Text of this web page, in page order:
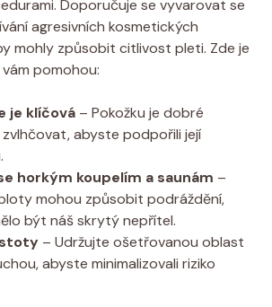
Doporučuje se vyvarovat se
agresivních kosmetických
mohly způsobit citlivost pleti. Zde je
pomohou:
je klíčová – Pokožku je dobré
abyste podpořili její
horkým koupelím a saunám –
mohou způsobit podráždění,
být náš skrytý nepřítel.
– Udržujte ošetřovanou oblast
abyste minimalizovali riziko